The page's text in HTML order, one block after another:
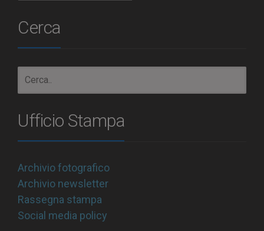
Cerca
Ufficio Stampa
Archivio fotografico
Archivio newsletter
Rassegna stampa
Social media policy